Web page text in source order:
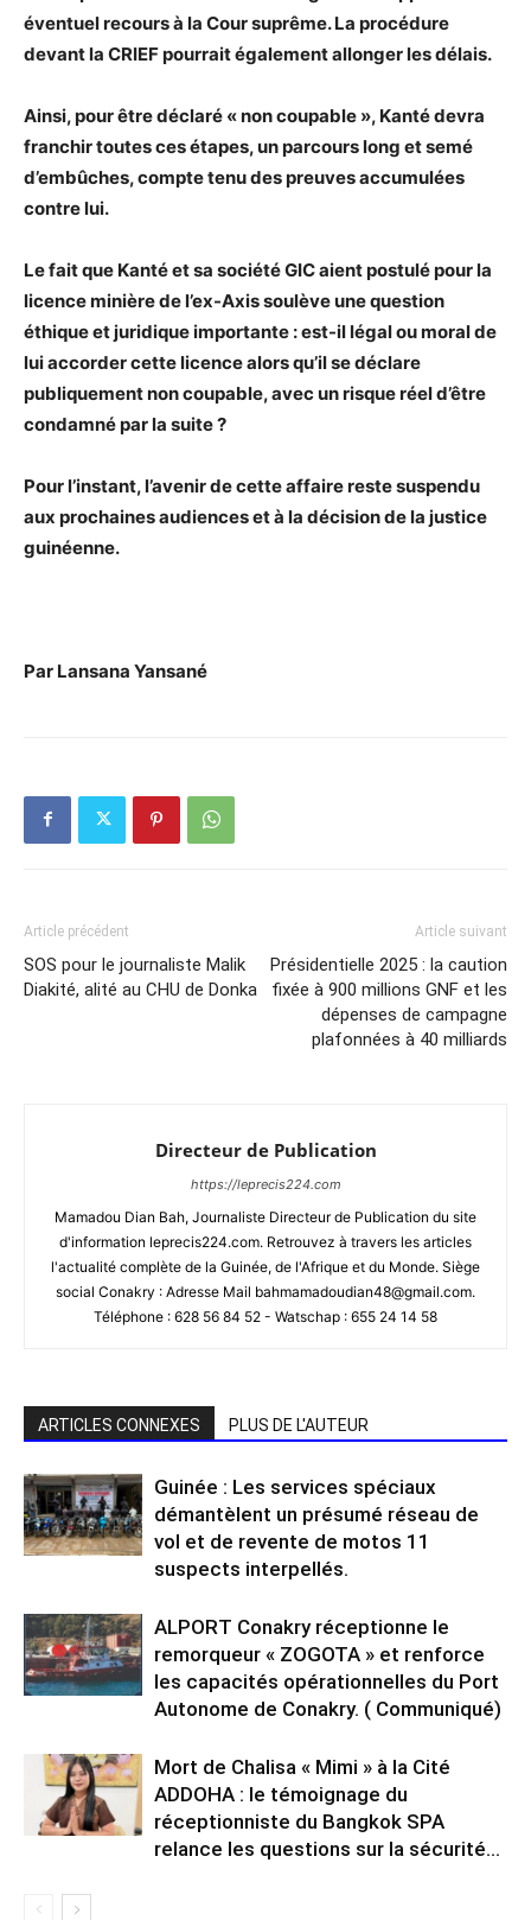
éventuel recours à la Cour suprême. La procédure
devant la CRIEF pourrait également allonger les délais.
Ainsi, pour être déclaré « non coupable », Kanté devra
franchir toutes ces étapes, un parcours long et semé
d’embûches, compte tenu des preuves accumulées
contre lui.
Le fait que Kanté et sa société GIC aient postulé pour la
licence minière de l’ex-Axis soulève une question
éthique et juridique importante : est-il légal ou moral de
lui accorder cette licence alors qu’il se déclare
publiquement non coupable, avec un risque réel d’être
condamné par la suite ?
Pour l’instant, l’avenir de cette affaire reste suspendu
aux prochaines audiences et à la décision de la justice
guinéenne.
Par Lansana Yansané
Article précédent
SOS pour le journaliste Malik
Diakité, alité au CHU de Donka
Article suivant
Présidentielle 2025 : la caution
fixée à 900 millions GNF et les
dépenses de campagne
plafonnées à 40 milliards
Directeur de Publication
https://leprecis224.com
Mamadou Dian Bah, Journaliste Directeur de Publication du site
d'information leprecis224.com. Retrouvez à travers les articles
l'actualité complète de la Guinée, de l'Afrique et du Monde. Siège
social Conakry : Adresse Mail bahmamadoudian48@gmail.com.
Téléphone : 628 56 84 52 - Watschap : 655 24 14 58
ARTICLES CONNEXES PLUS DE L'AUTEUR
Guinée : Les services spéciaux
démantèlent un présumé réseau de
vol et de revente de motos 11
suspects interpellés.
ALPORT Conakry réceptionne le
remorqueur « ZOGOTA » et renforce
les capacités opérationnelles du Port
Autonome de Conakry. ( Communiqué)
Mort de Chalisa « Mimi » à la Cité
ADDOHA : le témoignage du
réceptionniste du Bangkok SPA
relance les questions sur la sécurité...